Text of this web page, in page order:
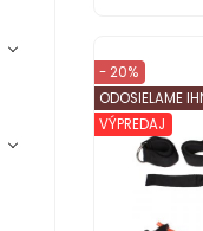
- 20%
ODOSIELAME
VÝPREDAJ